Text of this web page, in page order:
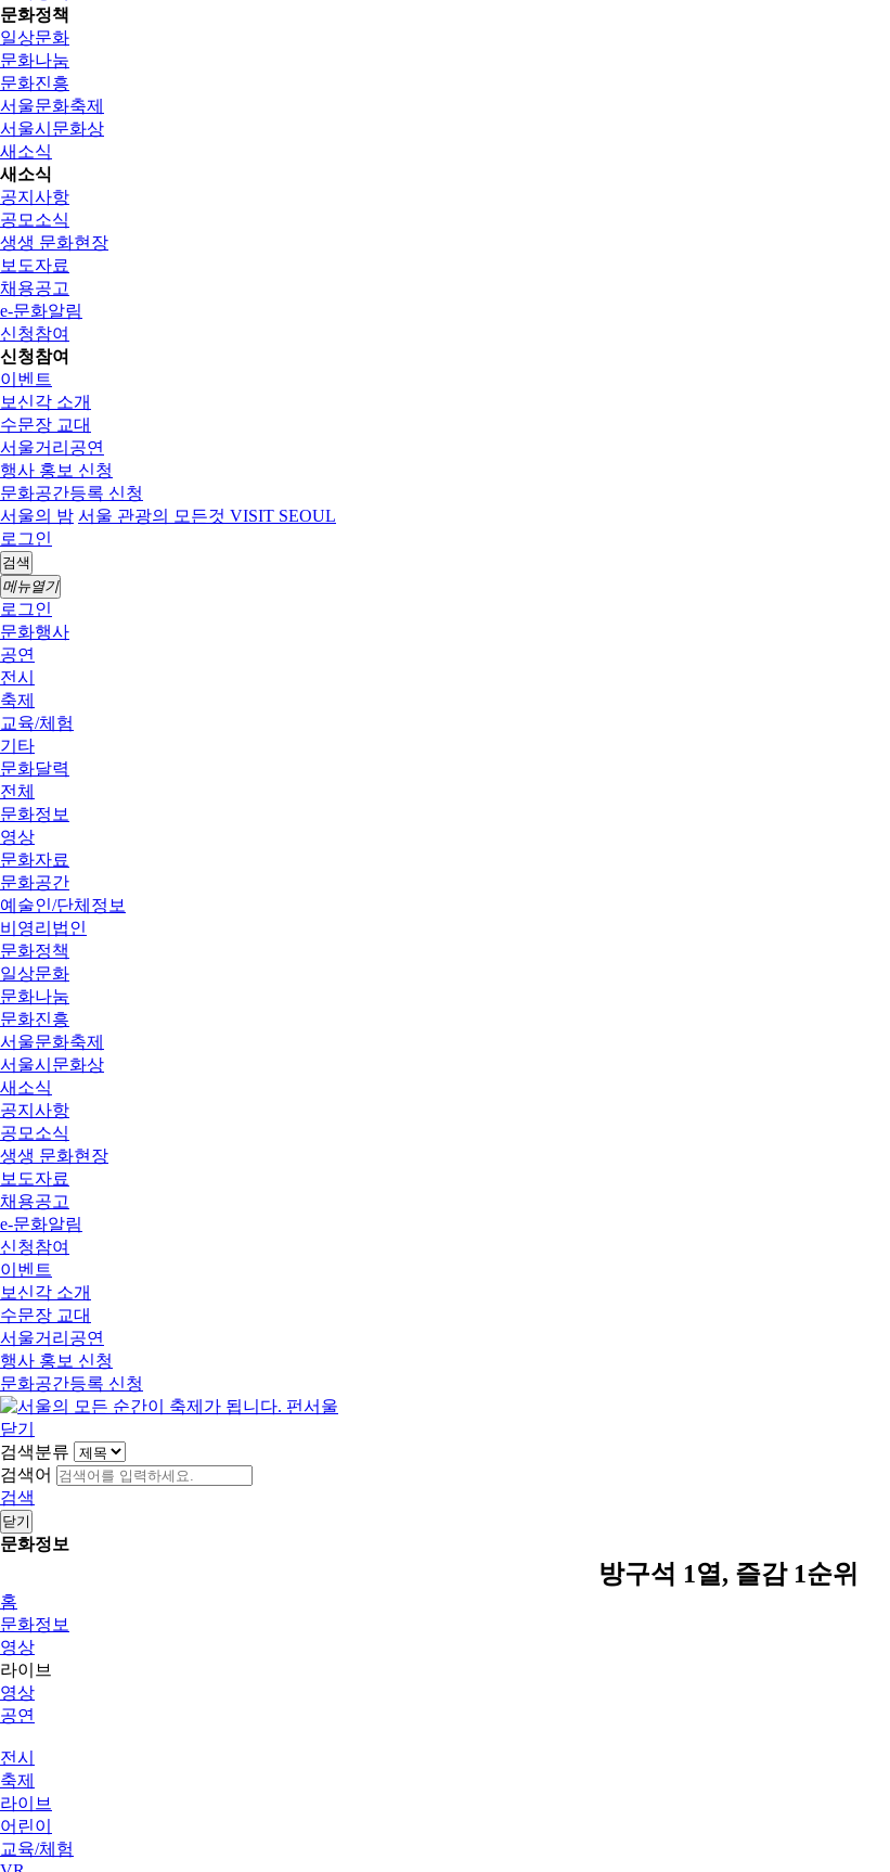
문화정책
일상문화
문화나눔
문화진흥
서울문화축제
서울시문화상
새소식
새소식
공지사항
공모소식
생생 문화현장
보도자료
채용공고
e-문화알림
신청참여
신청참여
이벤트
보신각 소개
수문장 교대
서울거리공연
행사 홍보 신청
문화공간등록 신청
서울의 밤 서울 관광의 모든것 VISIT SEOUL
로그인
검색
메뉴열기
로그인
문화행사
공연
전시
축제
교육/체험
기타
문화달력
전체
문화정보
영상
문화자료
문화공간
예술인/단체정보
비영리법인
문화정책
일상문화
문화나눔
문화진흥
서울문화축제
서울시문화상
새소식
공지사항
공모소식
생생 문화현장
보도자료
채용공고
e-문화알림
신청참여
이벤트
보신각 소개
수문장 교대
서울거리공연
행사 홍보 신청
문화공간등록 신청
닫기
검색분류
검색어
검색
닫기
문화정보
방구석 1열, 즐감 1순위
홈
문화정보
영상
라이브
영상
공연
전시
축제
라이브
어린이
교육/체험